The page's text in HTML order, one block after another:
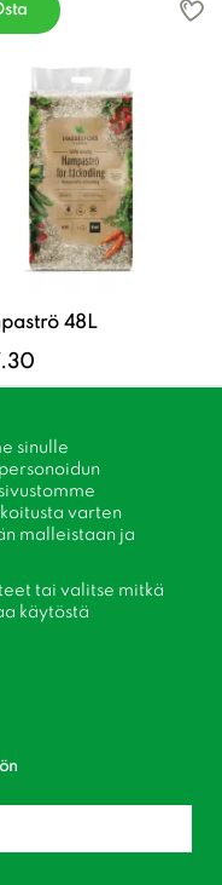
48L
Kokos 50cm
sinulle
varten
malleistaan ​​ja
tai valitse mitkä
käytöstä